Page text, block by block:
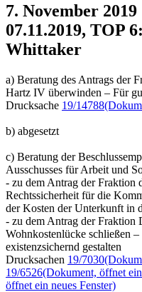
7. November 2019
07.11.2019, TOP
Whittaker
a) Beratung des Antrags der
Hartz IV überwinden – Für
Drucksache 19/14788
b) abgesetzt
c) Beratung der
Ausschusses für Arbeit und
- zu dem Antrag der Fraktion
Rechtssicherheit für die
der Kosten der Unterkunft in
- zu dem Antrag der
Wohnkostenlücke schließen
existenzsichernd gestalten
Drucksachen 19/7030
19/6526(Dokument, öffnet
öffnet ein neues Fenster)